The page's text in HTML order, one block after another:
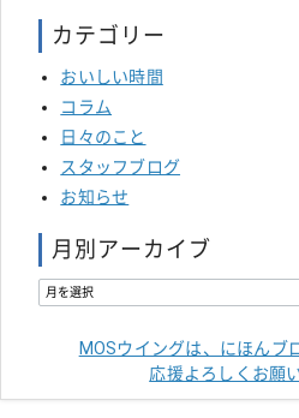
カテゴリー
おいしい時間
コラム
日々のこと
スタッフブログ
お知らせ
月別アーカイブ
MOSウイングは、にほんブ
応援よろしくお願